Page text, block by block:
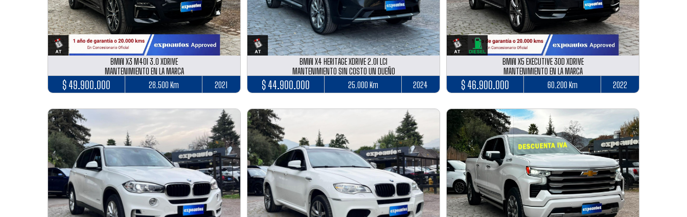
BMW X3 M40I 3.0 XDRIVE
MANTENIMIENTO EN LA MARCA
$ 49.900.000 28.500 Km 2021
BMW X4 HERITAGE XDRIVE 2.0I LCI
MANTENIMIENTO SIN COSTO UN DUEÑO
$ 44.900.000 25.000 Km 2024
BMW X5 EXECUTIVE 30D XDRIVE
MANTENIMIENTO EN LA MARCA
$ 46.900.000 60.200 Km 2022